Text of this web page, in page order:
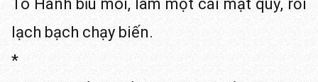
Tô Hành bĩu môi, làm một cái mặt quỷ, rồi
lạch bạch chạy biến.
*